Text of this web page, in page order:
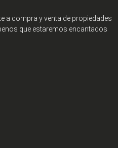
a compra y venta de propiedades
que estaremos encantados